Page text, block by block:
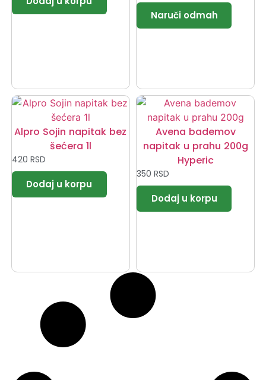
Alpro Sojin napitak bez
šećera 1l
420 RSD
Avena bademov
napitak u prahu 200g
Hyperic
350 RSD